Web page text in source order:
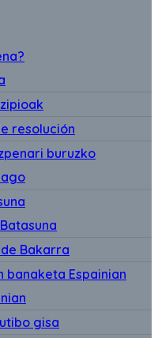
resolución
buruzko
Bakarra
banaketa Espainian
gisa